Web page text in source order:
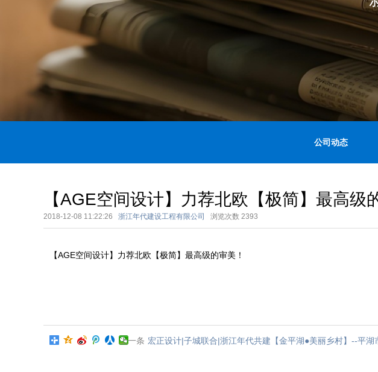
公司动态
【AGE空间设计】力荐北欧【极简】最高级
2018-12-08 11:22:26 浙江年代建设工程有限公司 浏览次数 2393
【AGE空间设计】力荐北欧【极简】最高级的审美！
上一条 宏正设计|子城联合|浙江年代共建【金平湖●美丽乡村】--平湖